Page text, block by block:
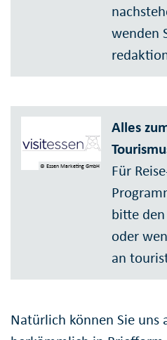
wenden
© Essen Marketing GmbH
Alles
Für
bitte
oder
an
Natürlich können Sie uns